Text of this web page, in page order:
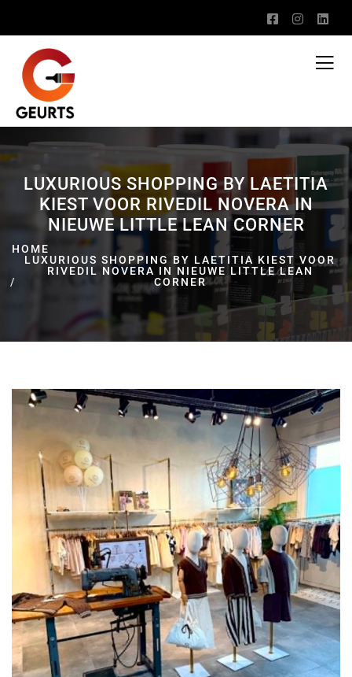
LUXURIOUS SHOPPING BY LAETITIA
KIEST VOOR RIVEDIL NOVERA IN
NIEUWE LITTLE LEAN CORNER
HOME
LUXURIOUS SHOPPING BY LAETITIA KIEST VOOR
RIVEDIL NOVERA IN NIEUWE LITTLE LEAN
CORNER